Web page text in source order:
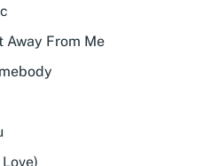
Away From Me